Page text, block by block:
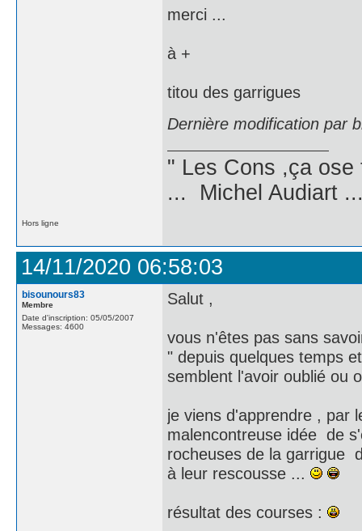
merci ...
à +
titou des garrigues
Dernière modification par
" Les Cons ,ça
... Michel Audiart
Hors ligne
14/11/2020 06:58:03
bisounours83
Membre
Date d'inscription: 05/05/2007
Messages: 4600
Salut ,
vous n'êtes pas sans
" depuis quelques temps
semblent l'avoir oublié ou
je viens d'apprendre , par
malencontreuse idée de
rocheuses de la garrigue
à leur rescousse ...
résultat des courses :